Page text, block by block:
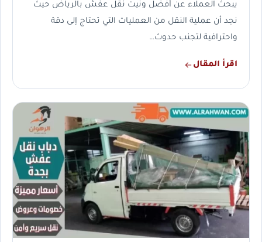
يبحث العملاء عن أفضل ونيت نقل عفش بالرياض حيث
نجد أن عملية النقل من العمليات التي تحتاج إلى دقة
واحترافية لتجنب حدوث…
اقرأ المقال